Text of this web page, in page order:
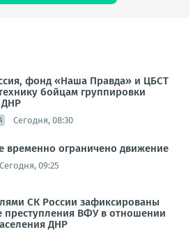
фонд «Наша Правда» и ЦБСТ
бойцам группировки
ДНР
Сегодня, 08:30
временно ограничено движение
Сегодня, 09:25
СК России зафиксированы
преступления ВФУ в отношении
ДНР